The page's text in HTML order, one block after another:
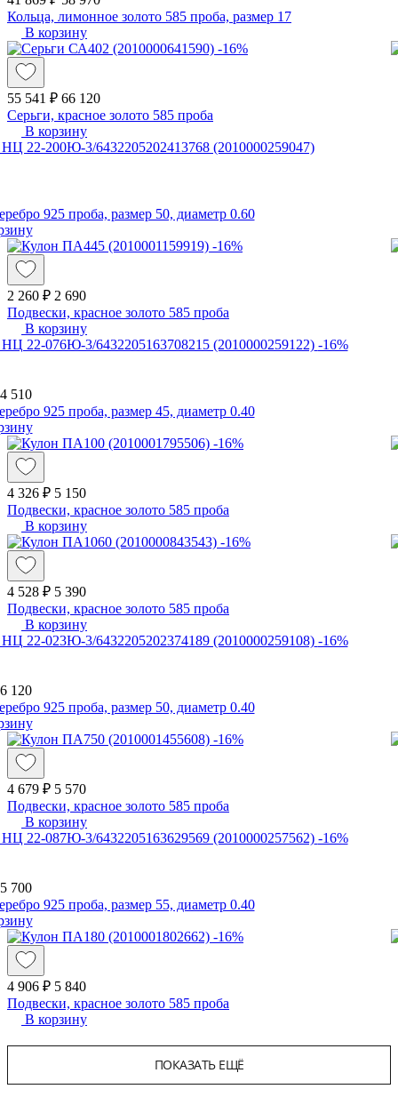
Кольца, лимонное золото 585 проба, размер 17
В корзину
-16%
55 541 ₽ 66 120
Серьги, красное золото 585 проба
В корзину
925 проба, размер 50, диаметр 0.60
-16%
2 260 ₽ 2 690
Подвески, красное золото 585 проба
В корзину
-16%
4 510
925 проба, размер 45, диаметр 0.40
-16%
4 326 ₽ 5 150
Подвески, красное золото 585 проба
В корзину
-16%
4 528 ₽ 5 390
Подвески, красное золото 585 проба
В корзину
-16%
6 120
925 проба, размер 50, диаметр 0.40
-16%
4 679 ₽ 5 570
Подвески, красное золото 585 проба
В корзину
-16%
5 700
925 проба, размер 55, диаметр 0.40
-16%
4 906 ₽ 5 840
Подвески, красное золото 585 проба
В корзину
ПОКАЗАТЬ ЕЩЁ